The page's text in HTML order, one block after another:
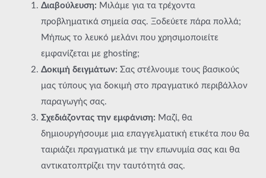
Διαβούλευση: Μιλάμε για τα τρέχοντα
προβληματικά σημεία σας. Ξοδεύετε πάρα πολλά;
Μήπως το λευκό μελάνι που χρησιμοποιείτε
εμφανίζεται με ghosting;
Δοκιμή δειγμάτων: Σας στέλνουμε τους βασικούς
μας τύπους για δοκιμή στο πραγματικό περιβάλλον
παραγωγής σας.
Σχεδιάζοντας την εμφάνιση: Μαζί, θα
δημιουργήσουμε μια επαγγελματική ετικέτα που θα
ταιριάζει πραγματικά με την επωνυμία σας και θα
αντικατοπτρίζει την ταυτότητά σας.